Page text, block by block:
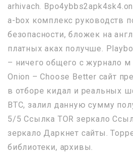
arhivach.
a-box комплекс руководств
безопасности, бложек на
платных аках получше.
– ничего общего с журнало м
Onion – Choose Better сайт
в отборе кидал и реальных
ВТС, залил данную сумму
5/5 Ссылка TOR зеркало
зеркало Даркнет сайты.
библиотеки, архивы.